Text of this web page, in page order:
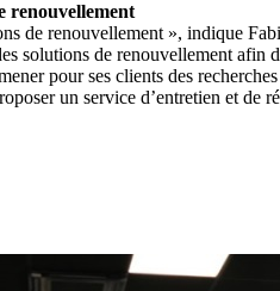
renouvellement
de renouvellement », indique
solutions de renouvellement
pour ses clients des
un service d’entretien et de